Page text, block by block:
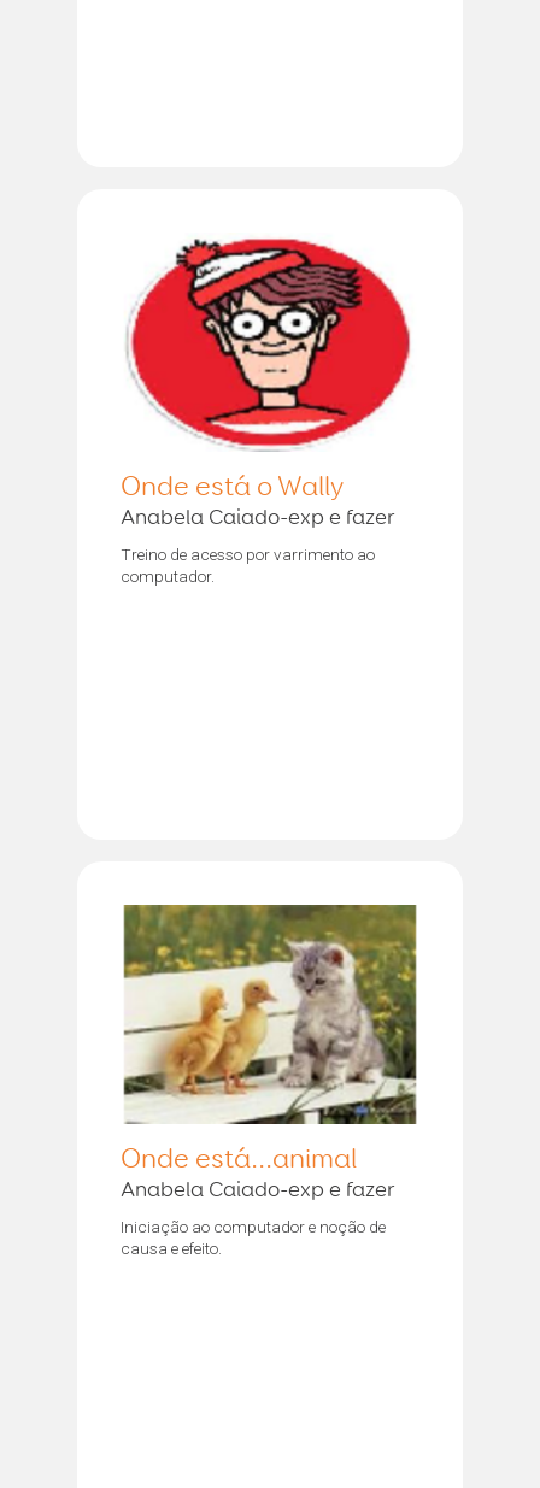
Onde está o Wally
Anabela Caiado-exp e fazer
Treino de acesso por varrimento ao
computador.
Onde está...animal
Anabela Caiado-exp e fazer
Iniciação ao computador e noção de
causa e efeito.